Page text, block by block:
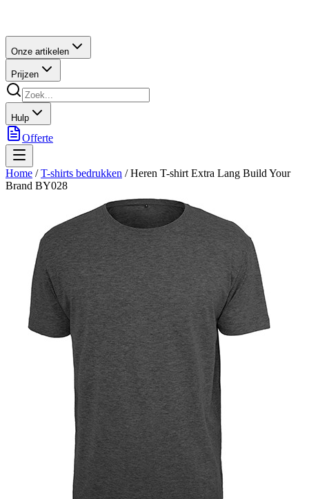
Onze artikelen
Prijzen
Hulp
Offerte
Home / T-shirts bedrukken /Heren T-shirt Extra Lang Build Your
Brand BY028